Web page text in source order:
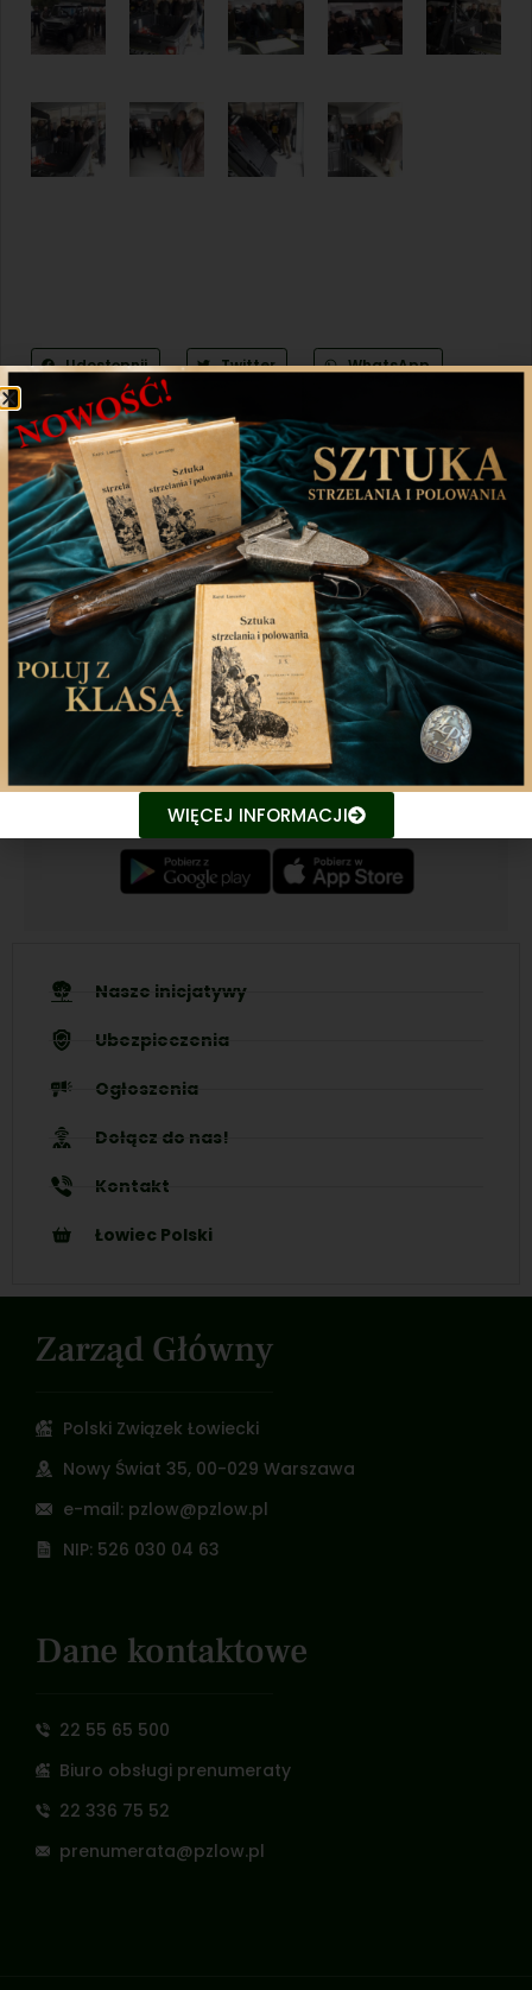
Udostępnij Twitter WhatsApp
Poprzedni artykuł Następny artykuł
Aplikacja mobilna
Nasza aplikacja to doskonały towarzysz każdego
miłośnika łowiectwa, który pragnie pozostać na
bieżąco z najnowszymi treściami związanych stron.
Śledź aktualne wydarzenia
Udostępniaj treści znajomym
Nasze inicjatywy
Ubezpieczenia
Ogłoszenia
Dołącz do nas!
Kontakt
Łowiec Polski
Zarząd Główny
Polski Związek Łowiecki
Nowy Świat 35, 00-029 Warszawa
e-mail: pzlow@pzlow.pl
NIP: 526 030 04 63
Dane kontaktowe
22 55 65 500
Biuro obsługi prenumeraty
22 336 75 52
prenumerata@pzlow.pl
WIĘCEJ INFORMACJI